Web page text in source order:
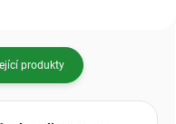
produkty